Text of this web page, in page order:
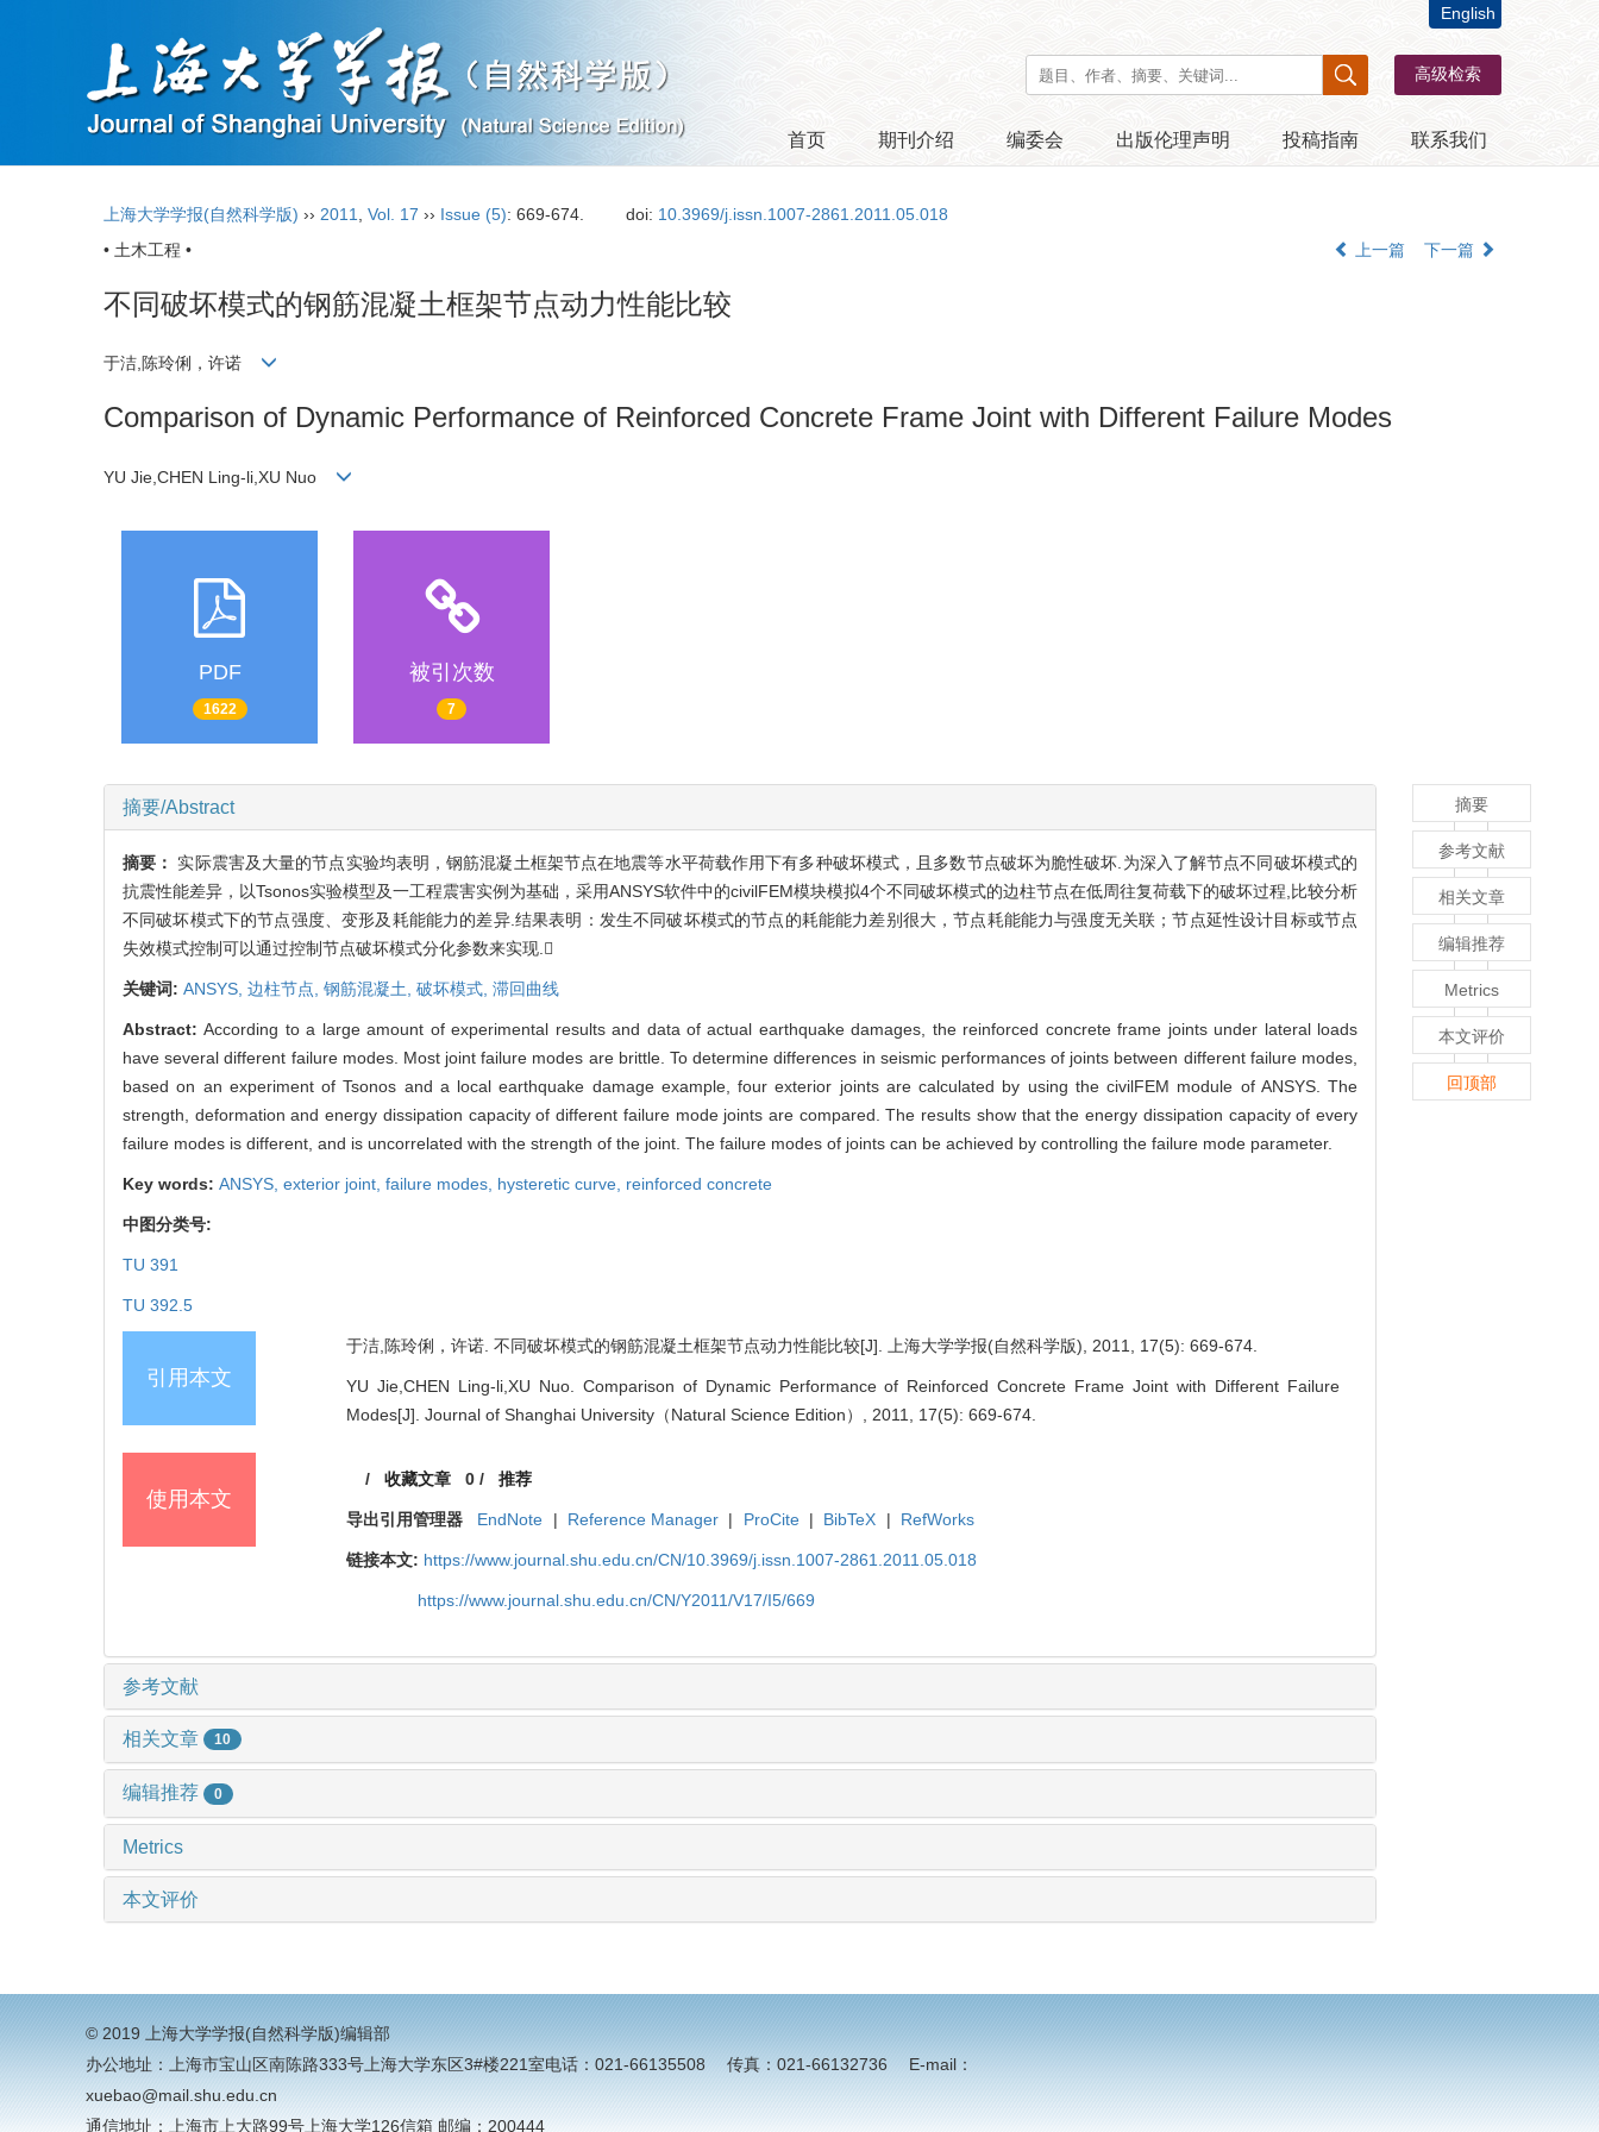
首页 期刊介绍 编委会 出版伦理声明 投稿指南 联系我们
English
上海大学学报(自然科学版) ›› 2011 Vol. 17 ›› Issue (5): 669-674. doi: 10.3969/j.issn.1007-2861.2011.05.018
• 土木工程 •
上一篇 下一篇
不同破坏模式的钢筋混凝土框架节点动力性能比较
于洁,陈玲俐，许诺
Comparison of Dynamic Performance of Reinforced Concrete Frame Joint with Different Failure Modes
YU Jie,CHEN Ling-li,XU Nuo
PDF
1622
被引次数
7
摘要/Abstract
摘要： 实际震害及大量的节点实验均表明，钢筋混凝土框架节点在地震等水平荷载作用下有多种破坏模式，且多数节点破坏为脆性破坏.为深入了解节点不同破坏模式的
抗震性能差异，以Tsonos实验模型及一工程震害实例为基础，采用ANSYS软件中的civilFEM模块模拟4个不同破坏模式的边柱节点在低周往复荷载下的破坏过程,比较分析
不同破坏模式下的节点强度、变形及耗能能力的差异.结果表明：发生不同破坏模式的节点的耗能能力差别很大，节点耗能能力与强度无关联；节点延性设计目标或节点
失效模式控制可以通过控制节点破坏模式分化参数来实现.
关键词: ANSYS, 边柱节点, 钢筋混凝土, 破坏模式, 滞回曲线
Abstract:According to a large amount of experimental results and data of actual earthquake damages, the reinforced concrete frame joints under lateral loads
have several different failure modes. Most joint failure modes are brittle. To determine differences in seismic performances of joints between different failure modes,
based on an experiment of Tsonos and a local earthquake damage example, four exterior joints are calculated by using the civilFEM module of ANSYS. The
strength, deformation and energy dissipation capacity of different failure mode joints are compared. The results show that the energy dissipation capacity of every
failure modes is different, and is uncorrelated with the strength of the joint. The failure modes of joints can be achieved by controlling the failure mode parameter.
Key words: ANSYS, exterior joint, failure modes, hysteretic curve, reinforced concrete
中图分类号:
TU 391
TU 392.5
引用本文
于洁,陈玲俐，许诺. 不同破坏模式的钢筋混凝土框架节点动力性能比较[J]. 上海大学学报(自然科学版), 2011, 17(5): 669-674.
YU Jie,CHEN Ling-li,XU Nuo. Comparison of Dynamic Performance of Reinforced Concrete Frame Joint with Different Failure
Modes[J]. Journal of Shanghai University（Natural Science Edition）, 2011, 17(5): 669-674.
使用本文
/ 收藏文章 0 /推荐
导出引用管理器 EndNote | Reference Manager | ProCite | BibTeX | RefWorks
链接本文: https://www.journal.shu.edu.cn/CN/10.3969/j.issn.1007-2861.2011.05.018
https://www.journal.shu.edu.cn/CN/Y2011/V17/I5/669
参考文献
相关文章 10
编辑推荐 0
Metrics
本文评价
摘要
参考文献
相关文章
编辑推荐
Metrics
本文评价
回顶部
© 2019 上海大学学报(自然科学版)编辑部
办公地址：上海市宝山区南陈路333号上海大学东区3#楼221室电话：021-66135508 传真：021-66132736 E-mail：
xuebao@mail.shu.edu.cn
通信地址：上海市上大路99号上海大学126信箱 邮编：200444